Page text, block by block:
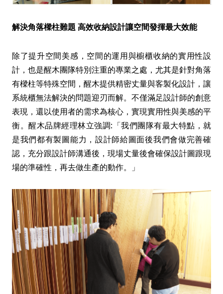
解決角落樑柱難題 高效收納設計讓空間發揮最大效能
除了提升空間美感，空間的運用與櫥櫃收納的實用性設
計，也是醒木團隊特別注重的專業之處，尤其是針對角落
有樑柱等特殊空間，醒木提供精密丈量與客製化設計，讓
系統櫃無法解決的問題迎刃而解。不僅滿足設計師的創意
表現，還以使用者的需求為核心，實現實用性與美感的平
衡。醒木品牌經理林立強調:「我們團隊有最大特點，就
是我們都有製圖能力，設計師給圖面後我們會做完善確
認，充分跟設計師溝通後，現場丈量後會確保設計圖跟現
場的準確性，再去做生產的動作。」